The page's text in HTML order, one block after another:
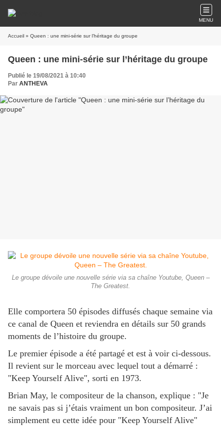
MENU
Accueil » Queen : une mini-série sur l’héritage du groupe
Queen : une mini-série sur l’héritage du groupe
Publié le 19/08/2021 à 10:40
Par ANTHEVA
Le groupe dévoile une nouvelle série via sa chaîne Youtube, Queen –
The Greatest.
Elle comportera 50 épisodes diffusés chaque semaine via
ce canal de Queen et reviendra en détails sur 50 grands
moments de l’histoire du groupe.
Le premier épisode a été partagé et est à voir ci-dessous.
Il revient sur le morceau avec lequel tout a démarré :
"Keep Yourself Alive", sorti en 1973.
Brian May, le compositeur de la chanson, explique : "Je
ne savais pas si j’étais vraiment un bon compositeur. J’ai
simplement eu cette idée pour "Keep Yourself Alive"